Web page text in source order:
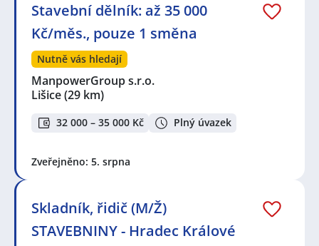
Stavební dělník: až 35 000
Kč/měs., pouze 1 směna
Nutně vás hledají
ManpowerGroup s.r.o.
Lišice(29 km)
32 000 – 35 000 Kč Plný úvazek
Zveřejněno: 5. srpna
Skladník, řidič (M/Ž)
STAVEBNINY - Hradec Králové